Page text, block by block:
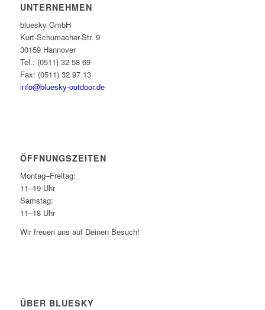
UNTERNEHMEN
bluesky GmbH
Kurt-Schumacher-Str. 9
30159 Hannover
Tel.: (0511) 32 58 69
Fax: (0511) 32 97 13
info@bluesky-outdoor.de
ÖFFNUNGS­ZEITEN
Montag–Freitag:
11–19 Uhr
Samstag:
11–18 Uhr
Wir freuen uns auf Deinen Besuch!
ÜBER BLUESKY